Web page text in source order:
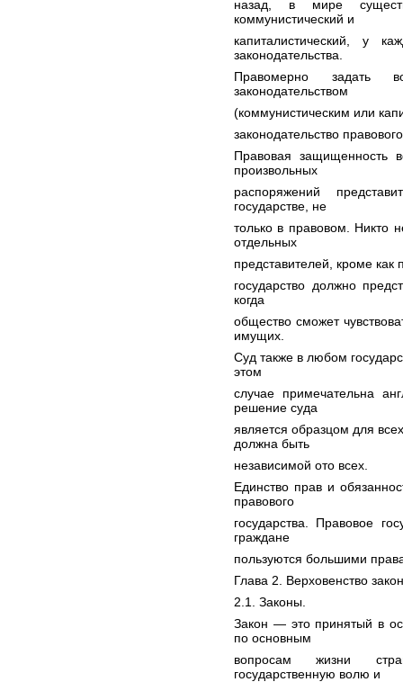
назад, в мире
коммунистический и
капиталистический, у
законодательства.
Правомерно задать
законодательством
(коммунистическим или
законодательство
Правовая защищенность
произвольных
распоряжений
государстве, не
только в правовом. Никто
отдельных
представителей, кроме
государство должно
когда
общество сможет
имущих.
Суд также в любом
этом
случае примечательна
решение суда
является образцом для
должна быть
независимой ото всех.
Единство прав и
правового
государства. Правовое
граждане
пользуются большими
Глава 2. Верховенство
2.1. Законы.
Закон — это принятый в
по основным
вопросам жизни
государственную волю и